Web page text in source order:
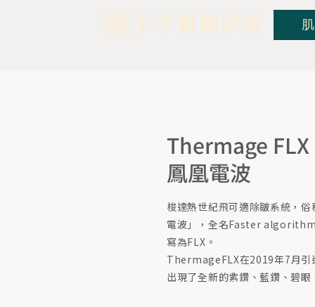
Thermage FLX
鳳凰電波
梭達熱世紀飛可適除皺系統，
電波」，全名Faster
寫為FLX。
ThermageFLX在2019年7月引
出現了全新的紫鑽、藍鑽、碧眼